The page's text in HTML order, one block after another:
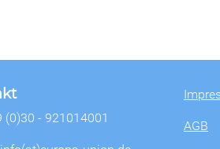
(0)30 - 921014001
AGB